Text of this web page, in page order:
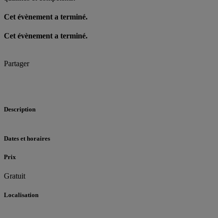
Cet évènement a terminé.
Cet évènement a terminé.
Partager
Description
Dates et horaires
Prix
Gratuit
Localisation